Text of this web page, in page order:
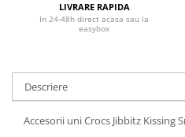
LIVRARE RAPIDA
In 24-48h direct acasa sau la
easybox
Descriere
Accesorii uni Crocs Jibbitz Kissing